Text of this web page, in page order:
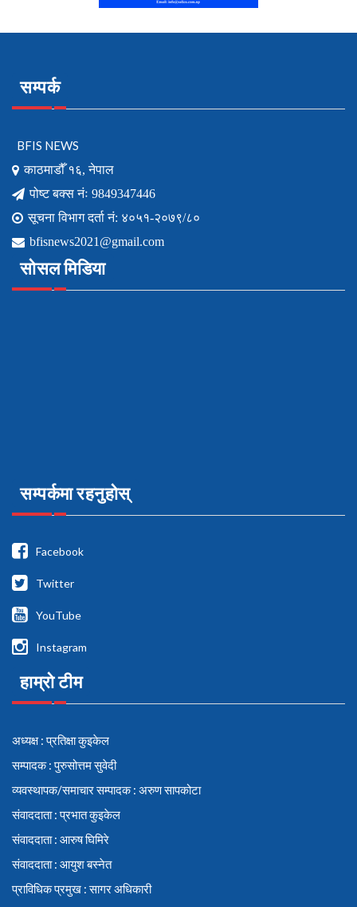
सम्पर्क
BFIS NEWS
काठमाडौँ १६, नेपाल
पोष्ट बक्स नंः 9849347446
सूचना विभाग दर्ता नं: ४०५१-२०७९/८०
bfisnews2021@gmail.com
सोसल मिडिया
सम्पर्कमा रहनुहोस्
Facebook
Twitter
YouTube
Instagram
हाम्रो टीम
अध्यक्ष : प्रतिक्षा कुइकेल
सम्पादक : पुरुसोत्तम सुवेदी
व्यवस्थापक/समाचार सम्पादक : अरुण सापकोटा
संवाददाता : प्रभात कुइकेल
संवाददाता : आरुष घिमिरे
संवाददाता : आयुश बस्नेत
प्राविधिक प्रमुख : सागर अधिकारी